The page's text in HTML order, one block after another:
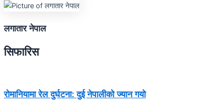
लगातार नेपाल
सिफारिस
रोमानियामा रेल दुर्घटना: दुई नेपालीको ज्यान गयो